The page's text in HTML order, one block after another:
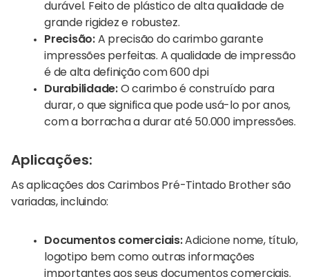
durável. Feito de plástico de alta qualidade de
grande rigidez e robustez.
Precisão:A precisão do carimbo garante
impressões perfeitas. A qualidade de impressão
é de alta definição com 600 dpi
Durabilidade:O carimbo é construído para
durar, o que significa que pode usá-lo por anos,
com a borracha a durar até 50.000 impressões.
Aplicações:
As aplicações dos Carimbos Pré-Tintado Brother são
variadas, incluindo:
Documentos comerciais:Adicione nome, título,
logotipo bem como outras informações
importantes aos seus documentos comerciais.